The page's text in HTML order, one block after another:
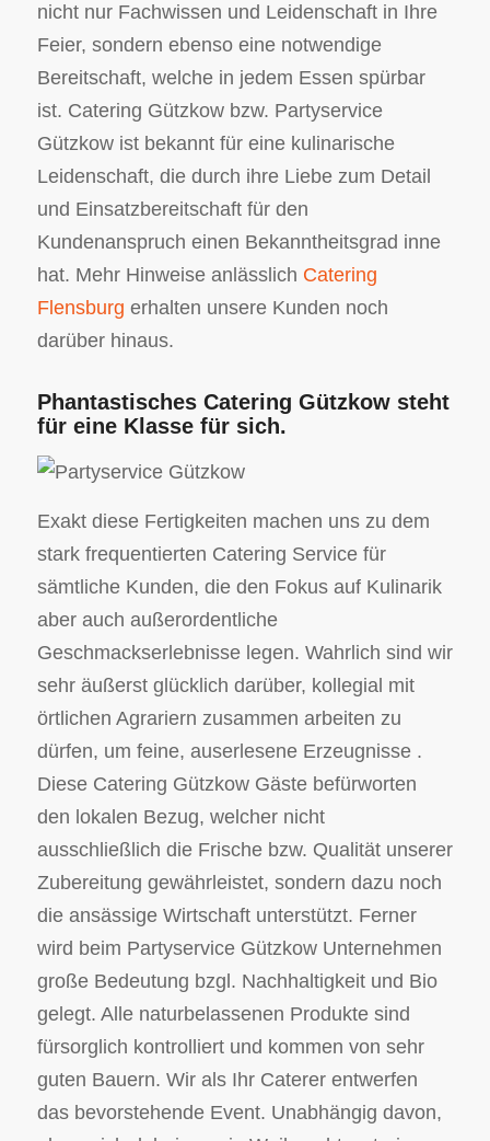
nicht nur Fachwissen und Leidenschaft in Ihre
Feier, sondern ebenso eine notwendige
Bereitschaft, welche in jedem Essen spürbar
ist. Catering Gützkow bzw. Partyservice
Gützkow ist bekannt für eine kulinarische
Leidenschaft, die durch ihre Liebe zum Detail
und Einsatzbereitschaft für den
Kundenanspruch einen Bekanntheitsgrad inne
hat. Mehr Hinweise anlässlich Catering
Flensburg erhalten unsere Kunden noch
darüber hinaus.
Phantastisches Catering Gützkow steht
für eine Klasse für sich.
Exakt diese Fertigkeiten machen uns zu dem
stark frequentierten Catering Service für
sämtliche Kunden, die den Fokus auf Kulinarik
aber auch außerordentliche
Geschmackserlebnisse legen. Wahrlich sind wir
sehr äußerst glücklich darüber, kollegial mit
örtlichen Agrariern zusammen arbeiten zu
dürfen, um feine, auserlesene Erzeugnisse .
Diese Catering Gützkow Gäste befürworten
den lokalen Bezug, welcher nicht
ausschließlich die Frische bzw. Qualität unserer
Zubereitung gewährleistet, sondern dazu noch
die ansässige Wirtschaft unterstützt. Ferner
wird beim Partyservice Gützkow Unternehmen
große Bedeutung bzgl. Nachhaltigkeit und Bio
gelegt. Alle naturbelassenen Produkte sind
fürsorglich kontrolliert und kommen von sehr
guten Bauern. Wir als Ihr Caterer entwerfen
das bevorstehende Event. Unabhängig davon,